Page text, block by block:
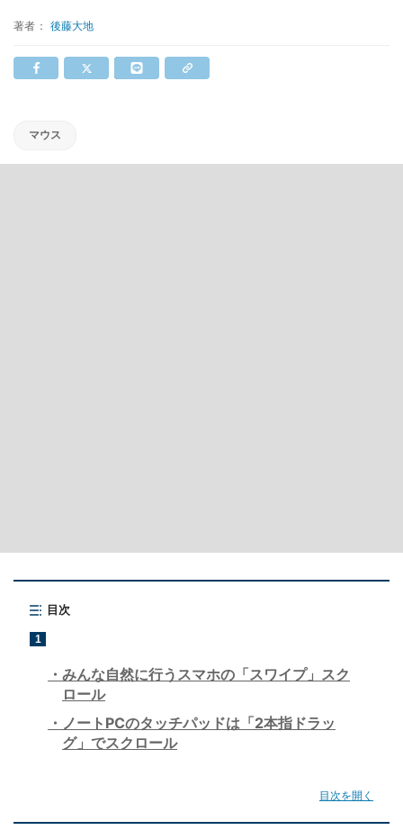
著者： 後藤大地
マウス
目次
1
みんな自然に行うスマホの「スワイプ」スク
ロール
ノートPCのタッチパッドは「2本指ドラッ
グ」でスクロール
目次を開く